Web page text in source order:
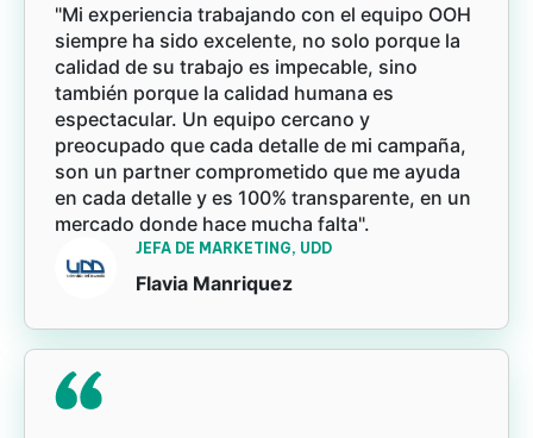
"Mi experiencia trabajando con el equipo OOH
siempre ha sido excelente, no solo porque la
calidad de su trabajo es impecable, sino
también porque la calidad humana es
espectacular. Un equipo cercano y
preocupado que cada detalle de mi campaña,
son un partner comprometido que me ayuda
en cada detalle y es 100% transparente, en un
mercado donde hace mucha falta".
JEFA DE MARKETING, UDD
Flavia Manriquez